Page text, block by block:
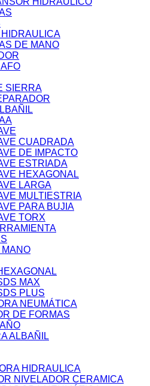
DE MANO
SIERRA
CUADRADA
DE IMPACTO
ESTRIADA
HEXAGONAL
LARGA
MULTIESTRIA
PARA BUJIA
TORX
MAX
PLUS
NEUMÁTICA
DE FORMAS
ALBAÑIL
HIDRAULICA
NIVELADOR CERAMICA